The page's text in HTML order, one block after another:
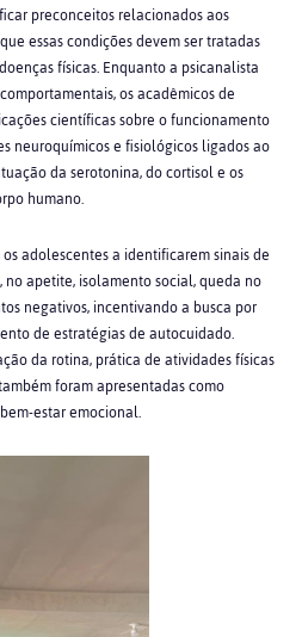
preconceitos relacionados aos
essas condições devem ser tratadas
físicas. Enquanto a psicanalista
os acadêmicos de
científicas sobre o funcionamento
neuroquímicos e fisiológicos ligados ao
da serotonina, do cortisol e os
humano.
adolescentes a identificarem sinais de
apetite, isolamento social, queda no
negativos, incentivando a busca por
de estratégias de autocuidado.
da rotina, prática de atividades físicas
foram apresentadas como
estar emocional.